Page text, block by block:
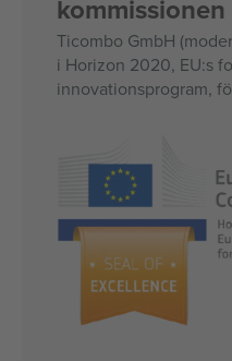
kommissionen
Ticombo GmbH
i Horizon 2020, EU:s
innovationsprogram,